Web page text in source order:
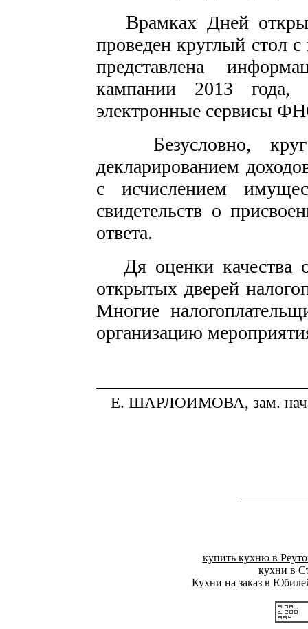
Врамках Дней
проведен круглый стол
представлена
кампании 2013 года,
электронные сервисы
Безусловно,
декларированием
с исчислением
свидетельств о
ответа.
Дя оценки качества
открытых дверей
Многие
организацию
Е. ШАРЛОИМОВА, зам.
купить кухню в
кухни в
Кухни на заказ в